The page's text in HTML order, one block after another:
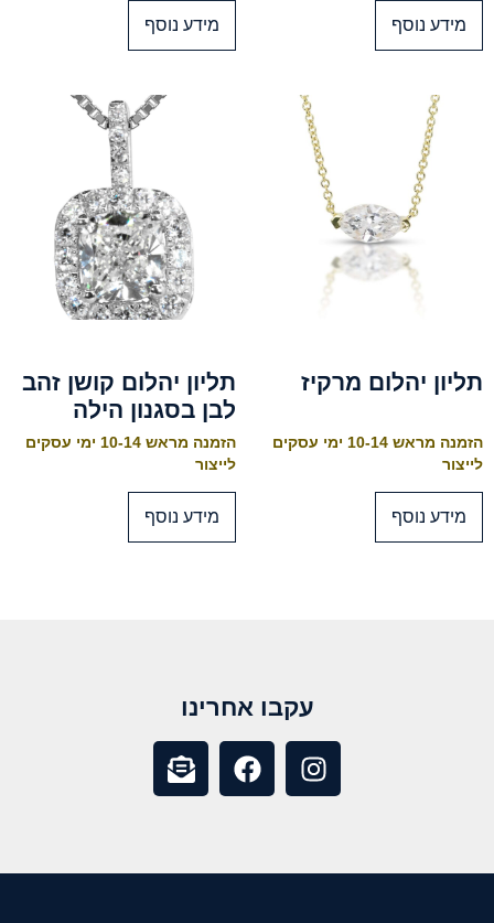
מידע נוסף מידע נוסף
תליון יהלום מרקיז
הזמנה מראש 10-14 ימי עסקים
לייצור
מידע נוסף
תליון יהלום קושן זהב
לבן בסגנון הילה
הזמנה מראש 10-14 ימי עסקים
לייצור
מידע נוסף
עקבו אחרינו